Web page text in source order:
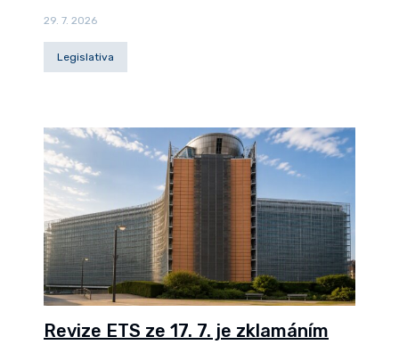
29. 7. 2026
Legislativa
Revize ETS ze 17. 7. je zklamáním